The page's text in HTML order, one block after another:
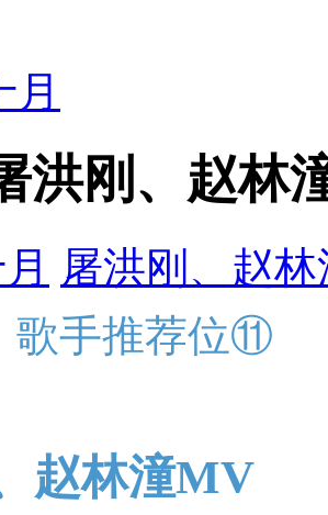
洪刚、赵林
屠洪刚、赵林
歌手推荐位⑪
赵林潼MV